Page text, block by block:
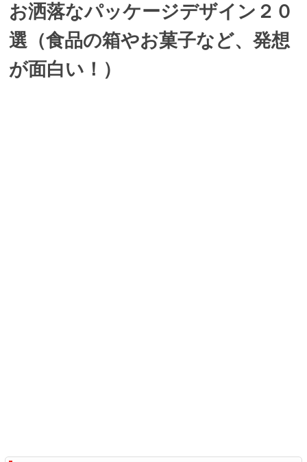
お洒落なパッケージデザイン２０
選（食品の箱やお菓子など、発想
が面白い！）